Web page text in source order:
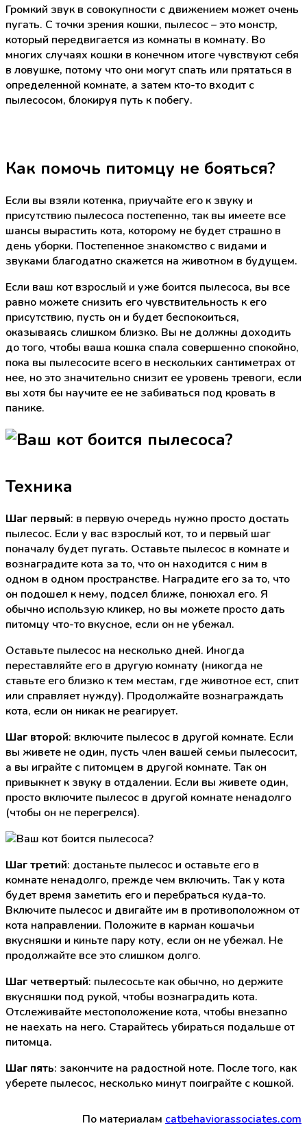
Громкий звук в совокупности с движением может очень
пугать. С точки зрения кошки, пылесос – это монстр,
который передвигается из комнаты в комнату. Во
многих случаях кошки в конечном итоге чувствуют себя
в ловушке, потому что они могут спать или прятаться в
определенной комнате, а затем кто-то входит с
пылесосом, блокируя путь к побегу.
Как помочь питомцу не бояться?
Если вы взяли котенка, приучайте его к звуку и
присутствию пылесоса постепенно, так вы имеете все
шансы вырастить кота, которому не будет страшно в
день уборки. Постепенное знакомство с видами и
звуками благодатно скажется на животном в будущем.
Если ваш кот взрослый и уже боится пылесоса, вы все
равно можете снизить его чувствительность к его
присутствию, пусть он и будет беспокоиться,
оказываясь слишком близко. Вы не должны доходить
до того, чтобы ваша кошка спала совершенно спокойно,
пока вы пылесосите всего в нескольких сантиметрах от
нее, но это значительно снизит ее уровень тревоги, если
вы хотя бы научите ее не забиваться под кровать в
панике.
Техника
Шаг первый: в первую очередь нужно просто достать
пылесос. Если у вас взрослый кот, то и первый шаг
поначалу будет пугать. Оставьте пылесос в комнате и
вознаградите кота за то, что он находится с ним в
одном в одном пространстве. Наградите его за то, что
он подошел к нему, подсел ближе, понюхал его. Я
обычно использую кликер, но вы можете просто дать
питомцу что-то вкусное, если он не убежал.
Оставьте пылесос на несколько дней. Иногда
переставляйте его в другую комнату (никогда не
ставьте его близко к тем местам, где животное ест, спит
или справляет нужду). Продолжайте вознаграждать
кота, если он никак не реагирует.
Шаг второй: включите пылесос в другой комнате. Если
вы живете не один, пусть член вашей семьи пылесосит,
а вы играйте с питомцем в другой комнате. Так он
привыкнет к звуку в отдалении. Если вы живете один,
просто включите пылесос в другой комнате ненадолго
(чтобы он не перегрелся).
Шаг третий: достаньте пылесос и оставьте его в
комнате ненадолго, прежде чем включить. Так у кота
будет время заметить его и перебраться куда-то.
Включите пылесос и двигайте им в противоположном от
кота направлении. Положите в карман кошачьи
вкусняшки и киньте пару коту, если он не убежал. Не
продолжайте все это слишком долго.
Шаг четвертый: пылесосьте как обычно, но держите
вкусняшки под рукой, чтобы вознаградить кота.
Отслеживайте местоположение кота, чтобы внезапно
не наехать на него. Старайтесь убираться подальше от
питомца.
Шаг пять: закончите на радостной ноте. После того, как
уберете пылесос, несколько минут поиграйте с кошкой.
По материалам catbehaviorassociates.com